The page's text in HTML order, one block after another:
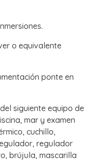
o equivalente
ponte en
siguiente equipo de
mar y examen
cuchillo,
regulador
brújula, mascarilla